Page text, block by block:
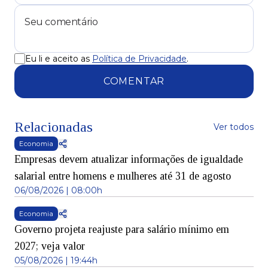
Eu li e aceito as Política de Privacidade.
COMENTAR
Relacionadas Ver todos
Economia
Empresas devem atualizar informações de igualdade
salarial entre homens e mulheres até 31 de agosto
06/08/2026 | 08:00h
Economia
Governo projeta reajuste para salário mínimo em
2027; veja valor
05/08/2026 | 19:44h